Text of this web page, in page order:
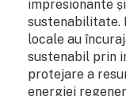
impresionante
sustenabilitate.
locale au
sustenabil prin
protejare a
energiei